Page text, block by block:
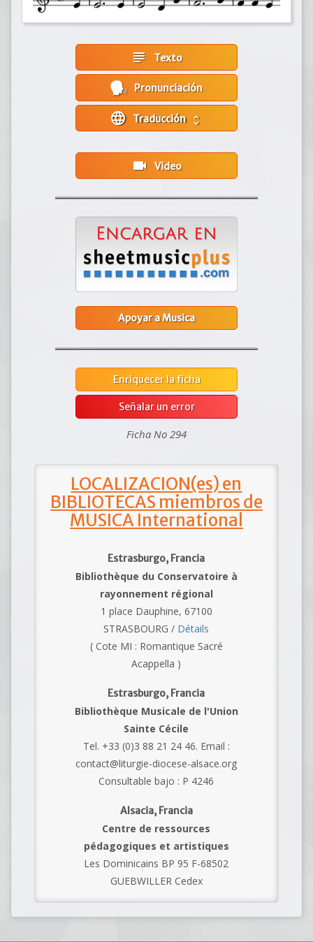
subject Texto
Pronunciación
language unfold_more
videocam Video
Apoyar a Musica
Enriquecer la ficha
Señalar un error
Ficha No 294
LOCALIZACION(es) en
BIBLIOTECAS miembros de
MUSICA International
Estrasburgo, Francia
Bibliothèque du Conservatoire à
rayonnement régional
1 place Dauphine, 67100
STRASBOURG / Détails
( Cote MI : Romantique Sacré
Acappella )
Estrasburgo, Francia
Bibliothèque Musicale de l'Union
Sainte Cécile
Tel. +33 (0)3 88 21 24 46. Email :
contact@liturgie-diocese-alsace.org
Consultable bajo : P 4246
Alsacia, Francia
Centre de ressources
pédagogiques et artistiques
Les Dominicains BP 95 F-68502
GUEBWILLER Cedex